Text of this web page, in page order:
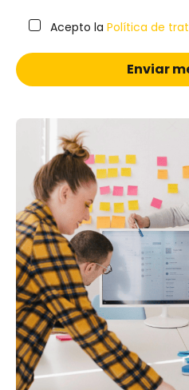
Acepto la Política de